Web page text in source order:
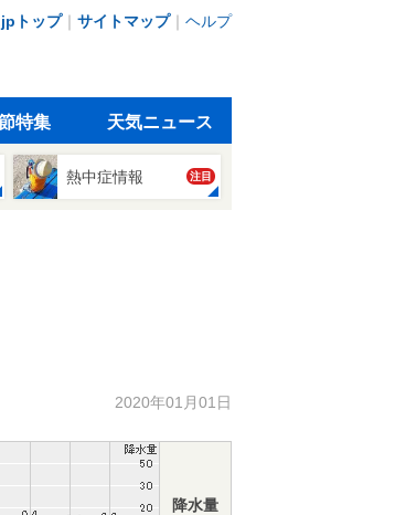
トップ｜ サイトマップ｜ ヘルプ
特集 天気ニュース
熱中症情報 注目
2020年01月01日
降水量